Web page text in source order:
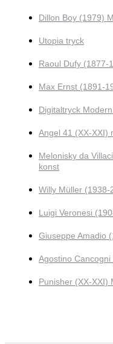
Dillon Boy (1979)
Utopia tryck
Raoul Dufy (1877-
Max Ernst (1891-
Digitaltryck
Angel 41 (XX-XXI)
Melonisky da
konst
Willy Müller (1938-
Luigi Veronesi
Giuseppe Amadio
Agostino
Punisher (XX-XXI)